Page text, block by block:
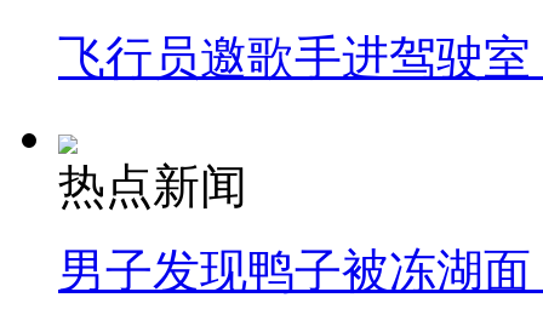
飞行员邀歌手进驾驶
热点新闻
男子发现鸭子被冻湖